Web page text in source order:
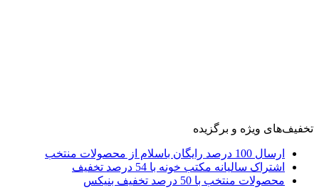
تخفیف‌های ویژه و برگزیده
ارسال 100 درصد رایگان باسلام از محصولات منتخب
اشتراک سالیانه مکتب خونه با 54 درصد تخفیف
محصولات منتخب با 50 درصد تخفیف بنیکس